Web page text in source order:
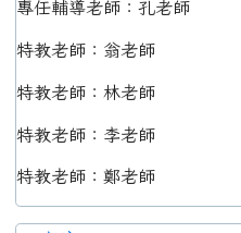
專任輔導老師：孔老師
特教老師：翁老師
特教老師：林老師
特教老師：李老師
特教老師：鄭老師